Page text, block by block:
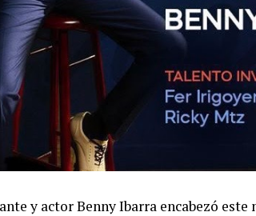
y actor Benny Ibarra encabezó este